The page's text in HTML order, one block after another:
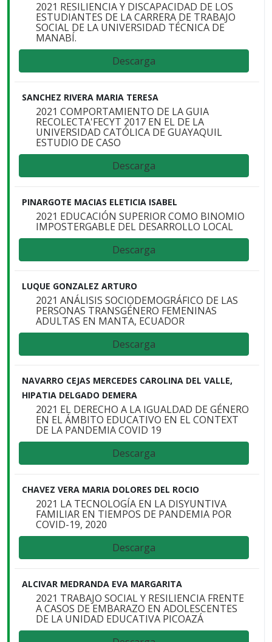
2021 RESILIENCIA Y DISCAPACIDAD DE LOS
ESTUDIANTES DE LA CARRERA DE TRABAJO
SOCIAL DE LA UNIVERSIDAD TÉCNICA DE
MANABÍ.
Descarga
SANCHEZ RIVERA MARIA TERESA
2021 COMPORTAMIENTO DE LA GUIA
RECOLECTA'FECYT 2017 EN EL DE LA
UNIVERSIDAD CATÓLICA DE GUAYAQUIL
ESTUDIO DE CASO
Descarga
PINARGOTE MACIAS ELETICIA ISABEL
2021 EDUCACIÓN SUPERIOR COMO BINOMIO
IMPOSTERGABLE DEL DESARROLLO LOCAL
Descarga
LUQUE GONZALEZ ARTURO
2021 ANÁLISIS SOCIODEMOGRÁFICO DE LAS
PERSONAS TRANSGÉNERO FEMENINAS
ADULTAS EN MANTA, ECUADOR
Descarga
NAVARRO CEJAS MERCEDES CAROLINA DEL VALLE,
HIPATIA DELGADO DEMERA
2021 EL DERECHO A LA IGUALDAD DE GÉNERO
EN EL ÁMBITO EDUCATIVO EN EL CONTEXT
DE LA PANDEMIA COVID 19
Descarga
CHAVEZ VERA MARIA DOLORES DEL ROCIO
2021 LA TECNOLOGÍA EN LA DISYUNTIVA
FAMILIAR EN TIEMPOS DE PANDEMIA POR
COVID-19, 2020
Descarga
ALCIVAR MEDRANDA EVA MARGARITA
2021 TRABAJO SOCIAL Y RESILIENCIA FRENTE
A CASOS DE EMBARAZO EN ADOLESCENTES
DE LA UNIDAD EDUCATIVA PICOAZÁ